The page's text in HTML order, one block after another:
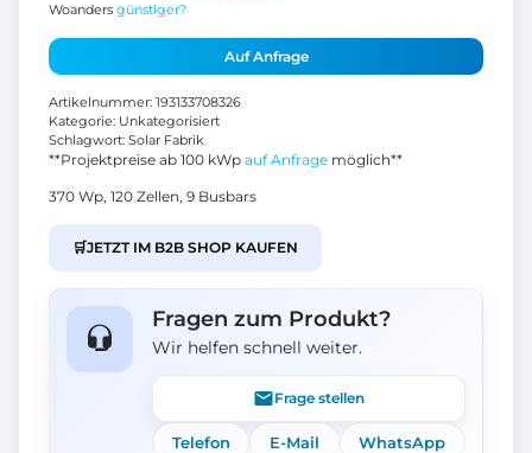
Woanders günstiger?
Auf Anfrage
Artikelnummer: 193133708326
Kategorie: Unkategorisiert
Schlagwort: Solar Fabrik
**Projektpreise ab 100 kWp auf Anfrage möglich**
370 Wp, 120 Zellen, 9 Busbars
🛒JETZT IM B2B SHOP KAUFEN
Fragen zum Produkt?
Wir helfen schnell weiter.
Frage stellen
Telefon E-Mail WhatsApp